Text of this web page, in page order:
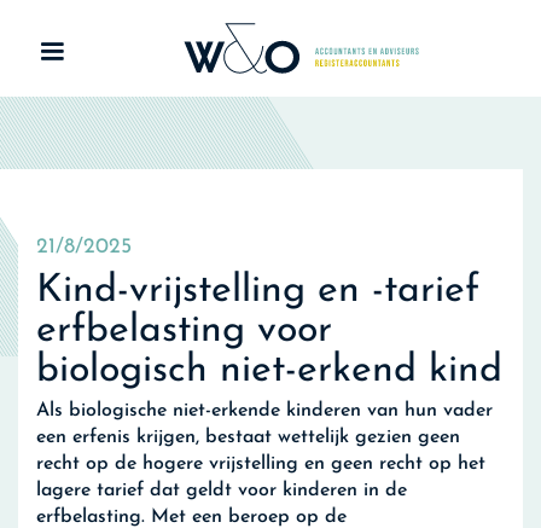
21/8/2025
Kind-vrijstelling en -tarief
erfbelasting voor
biologisch niet-erkend kind
Als biologische niet-erkende kinderen van hun vader
een erfenis krijgen, bestaat wettelijk gezien geen
recht op de hogere vrijstelling en geen recht op het
lagere tarief dat geldt voor kinderen in de
erfbelasting. Met een beroep op de